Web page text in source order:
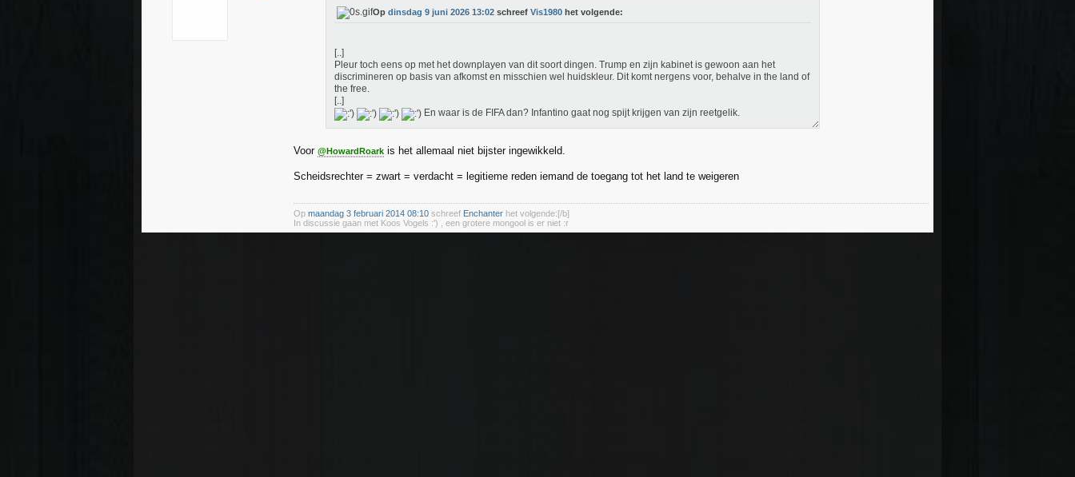
Op dinsdag 9 juni 2026 13:02 schreef Vis1980 het volgende:
[..]
Pleur toch eens op met het downplayen van dit soort dingen. Trump en zijn kabinet is gewoon aan het
discrimineren op basis van afkomst en misschien wel huidskleur. Dit komt nergens voor, behalve in the land of
the free.
[..]
En waar is de FIFA dan? Infantino gaat nog spijt krijgen van zijn reetgelik.
Voor @HowardRoark is het allemaal niet bijster ingewikkeld.
Scheidsrechter = zwart = verdacht = legitieme reden iemand de toegang tot het land te weigeren
Op maandag 3 februari 2014 08:10 schreef Enchanter het volgende:[/b]
In discussie gaan met Koos Vogels :') , een grotere mongool is er niet :r